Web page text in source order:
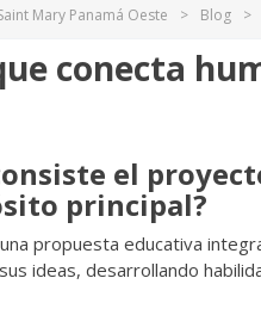
Mary Panamá Oeste > Blog >
conecta
el
principal?
propuesta educativa
ideas, desarrollando